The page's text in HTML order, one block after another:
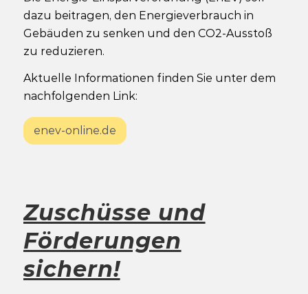
dazu beitragen, den Energieverbrauch in
Gebäuden zu senken und den CO2-Ausstoß
zu reduzieren.
Aktuelle Informationen finden Sie unter dem
nachfolgenden Link:
enev-online.de
Zuschüsse und
Förderungen
sichern!